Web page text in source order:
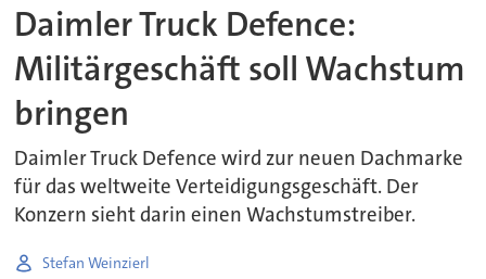
Daimler Truck Defence:
Militärgeschäft soll Wachstum
bringen
Daimler Truck Defence wird zur neuen Dachmarke
für das weltweite Verteidigungsgeschäft. Der
Konzern sieht darin einen Wachstumstreiber.
Stefan Weinzierl